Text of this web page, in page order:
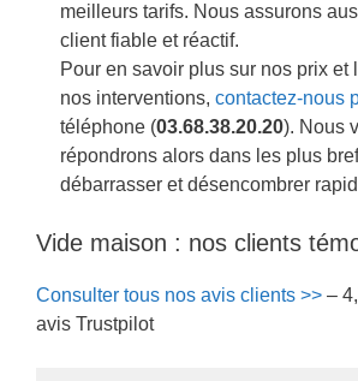
meilleurs tarifs. Nous assurons
client fiable et réactif.
Pour en savoir plus sur nos prix et
nos interventions, contactez-nous
téléphone (03.68.38.20.20). Nous
répondrons alors dans les plus
débarrasser et désencombrer
Vide maison : nos clients
Consulter tous nos avis clients >> –
avis Trustpilot